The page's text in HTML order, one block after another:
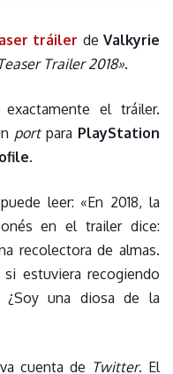
tráiler de Valkyrie
Trailer 2018».
exactamente el tráiler.
portpara PlayStation
.
leer: «En 2018, la
en el trailer dice:
recolectora de almas.
estuviera recogiendo
¿Soy una diosa de la
cuenta de Twitter. El